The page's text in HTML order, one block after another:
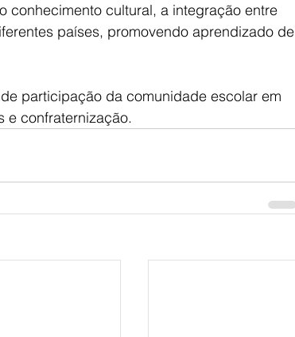
conhecimento cultural, a integração entre
países, promovendo aprendizado de
participação da comunidade escolar em
e confraternização.